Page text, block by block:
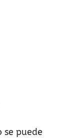
se puede